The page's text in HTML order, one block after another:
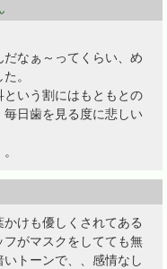
なぁ～ってくらい、め
。
いう割にはもともとの
日歯を見る度に悲しい
けも優しくされてある
がマスクをしてても無
トーンで、、感情なし